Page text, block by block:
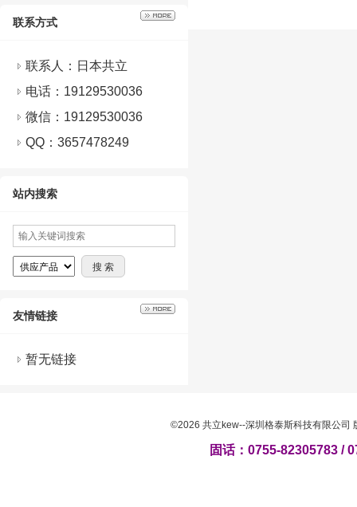
联系方式
联系人：日本共立
电话：19129530036
微信： 19129530036
QQ： 3657478249
站内搜索
友情链接
暂无链接
©2026 共立kew--深圳格泰斯科技有限公司
固话：0755-82305783 /